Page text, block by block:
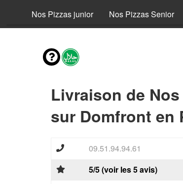
Nos Pizzas junior Nos Pizzas Senior
Livraison de
sur Domfront en
09.51.94.94.61
5/5 (voir les 5 avis)